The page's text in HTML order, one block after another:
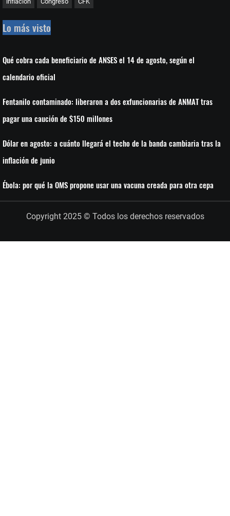
Lo más visto
Qué cobra cada beneficiario de ANSES el 14 de agosto, según el
calendario oficial
Fentanilo contaminado: liberaron a dos exfuncionarias de ANMAT tras
pagar una caución de $150 millones
Dólar en agosto: a cuánto llegará el techo de la banda cambiaria tras la
inflación de junio
Ébola: por qué la OMS propone usar una vacuna creada para otra cepa
Copyright 2025 © Todos los derechos reservados